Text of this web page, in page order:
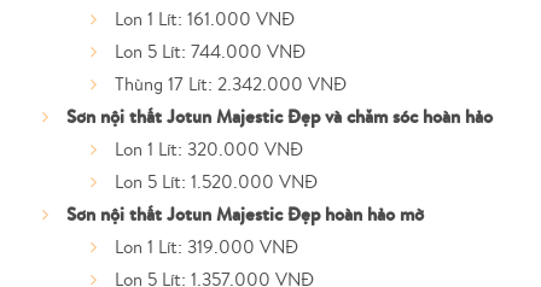
Lon 1 Lít: 161.000 VNĐ
Lon 5 Lít: 744.000 VNĐ
Thùng 17 Lít: 2.342.000 VNĐ
Sơn nội thất Jotun Majestic Đẹp và chăm sóc hoàn hảo
Lon 1 Lít: 320.000 VNĐ
Lon 5 Lít: 1.520.000 VNĐ
Sơn nội thất Jotun Majestic Đẹp hoàn hảo mờ
Lon 1 Lít: 319.000 VNĐ
Lon 5 Lít: 1.357.000 VNĐ